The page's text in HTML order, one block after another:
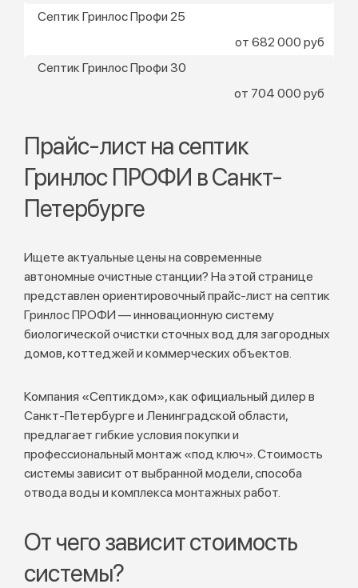
Септик Гринлос Профи 25
от 682 000 руб
Септик Гринлос Профи 30
от 704 000 руб
Прайс-лист на септик
Гринлос ПРОФИ в Санкт-
Петербурге
Ищете актуальные цены на современные
автономные очистные станции? На этой странице
представлен ориентировочный прайс-лист на септик
Гринлос ПРОФИ — инновационную систему
биологической очистки сточных вод для загородных
домов, коттеджей и коммерческих объектов.
Компания «Септикдом», как официальный дилер в
Санкт-Петербурге и Ленинградской области,
предлагает гибкие условия покупки и
профессиональный монтаж «под ключ». Стоимость
системы зависит от выбранной модели, способа
отвода воды и комплекса монтажных работ.
От чего зависит стоимость
системы?